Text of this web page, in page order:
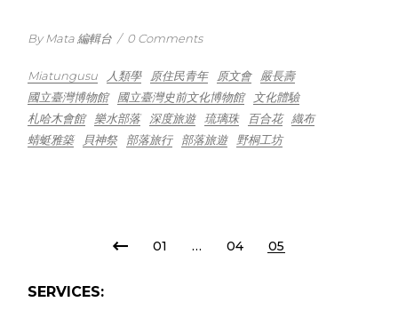
By Mata 編輯台 / 0 Comments
Miatungusu 人類學 原住民青年 原文會
嚴長壽
國立臺灣博物館
國立臺灣史前文化博物館
文化體驗
札哈木會館
樂水部落 深度旅遊 琉璃珠 百合花
織布
蜻蜓雅築
貝神祭 部落旅行 部落旅遊 野桐工坊
POSTS
PAGINATION
01 … 04 05
SERVICES: